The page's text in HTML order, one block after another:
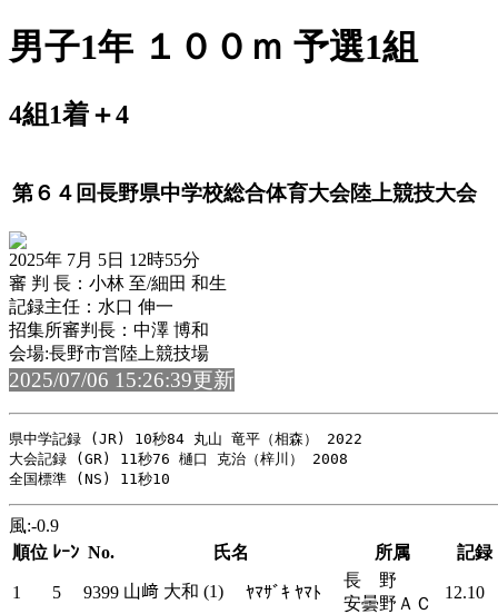
男子1年 １００ｍ 予選1組
4組1着＋4
第６４回長野県中学校総合体育大会陸上競技大会
2025年 7月 5日 12時55分
審 判 長：小林 至/細田 和生
記録主任：水口 伸一
招集所審判長：中澤 博和
会場:長野市営陸上競技場
2025/07/06 15:26:39更新
県中学記録 (JR) 10秒84 丸山 竜平（相森） 2022
大会記録 (GR) 11秒76 樋口 克治（梓川） 2008
風:-0.9
順位 ﾚｰﾝ No. 氏名 所属 記録
1 5 9399 山﨑 大和 (1) ﾔﾏｻﾞｷ ﾔﾏﾄ
長 野
安曇野ＡＣ
12.10